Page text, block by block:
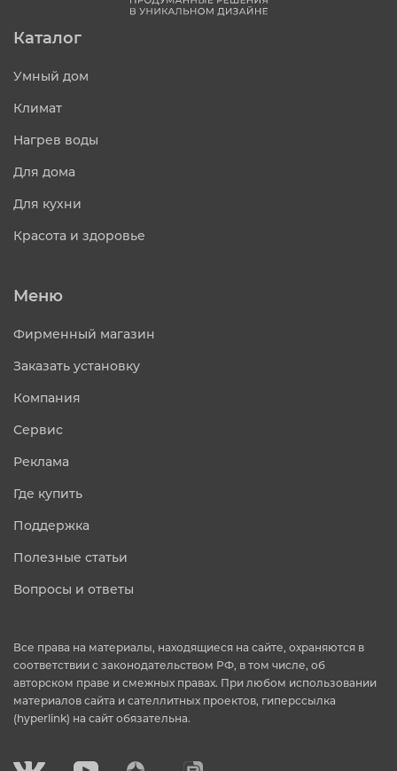
Каталог
Умный дом
Климат
Нагрев воды
Для дома
Для кухни
Красота и здоровье
Меню
Фирменный магазин
Заказать установку
Компания
Сервис
Реклама
Где купить
Поддержка
Полезные статьи
Вопросы и ответы
Все права на материалы, находящиеся на сайте, охраняются в
соответствии с законодательством РФ, в том числе, об
авторском праве и смежных правах. При любом использовании
материалов сайта и сателлитных проектов, гиперссылка
(hyperlink) на сайт обязательна.